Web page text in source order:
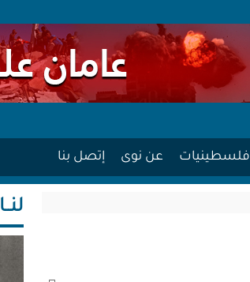
فلسطينيات عن نوى إتصل بنا